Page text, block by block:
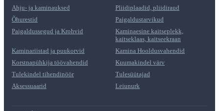
Ahju- ja kaminauksed
Pliidiplaadid, pliidiraud
Õhurestid
Paigaldustarvikud
Paigaldussegud ja Krohvid
Kaminaesine kaitseplekk,
kaitseklaas, kaitseekraan
Kaminariistad ja puukorvid
Kamina Hooldusvahendid
Korstnapühkija töövahendid
Kuumakindel värv
Tulekindel tihendinöör
Tulesüütajad
Aksessuaarid
Leiunurk